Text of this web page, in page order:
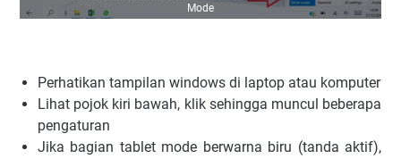
Mode
Perhatikan tampilan windows di laptop atau komputer
Lihat pojok kiri bawah, klik sehingga muncul beberapa
pengaturan
Jika bagian tablet mode berwarna biru (tanda aktif),